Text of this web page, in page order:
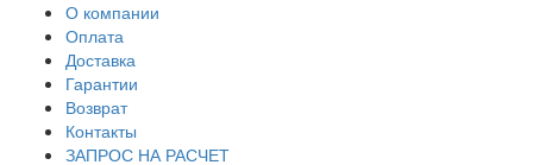
О компании
Оплата
Доставка
Гарантии
Возврат
Контакты
ЗАПРОС НА РАСЧЕТ